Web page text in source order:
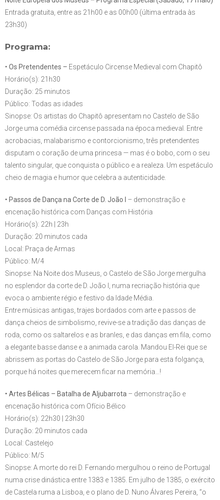
Entrada gratuita, entre as 21h00 e as 00h00 (última entrada às
23h30)
Programa:
• Os Pretendentes – Espetáculo Circense Medieval com Chapitô
Horário(s): 21h30
Duração: 25 minutos
Público: Todas as idades
Sinopse: Os artistas do Chapitô apresentam no Castelo de São
Jorge uma comédia circense passada na época medieval. Entre
acrobacias, malabarismo e contorcionismo, três pretendentes
disputam o coração de uma princesa — mas é o bobo, com o seu
talento singular, que conquista o público e a realeza. Um espetáculo
cheio de magia e humor que celebra a autenticidade.
• Passos de Dança na Corte de D. João I – demonstração e
encenação histórica com Danças com História
Horário(s): 22h | 23h
Duração: 20 minutos cada
Local: Praça de Armas
Público: M/4
Sinopse: Na Noite dos Museus, o Castelo de São Jorge mergulha
no esplendor da corte de D. João I, numa recriação história que
evoca o ambiente régio e festivo da Idade Média.
Entre músicas antigas, trajes bordados com arte e passos de
dança cheios de simbolismo, revive-se a tradição das danças de
roda, como os saltarelos e as branles, e das danças em fila, como
a elegante basse danse e a animada carola. Mandou El-Rei que se
abrissem as portas do Castelo de São Jorge para esta folgança,
porque há noites que merecem ficar na memória…!
• Artes Bélicas – Batalha de Aljubarrota – demonstração e
encenação histórica com Ofício Bélico
Horário(s): 22h30 | 23h30
Duração: 20 minutos cada
Local: Castelejo
Público: M/5
Sinopse: A morte do rei D. Fernando mergulhou o reino de Portugal
numa crise dinástica entre 1383 e 1385. Em julho de 1385, o exército
de Castela ruma a Lisboa, e o plano de D. Nuno Álvares Pereira, “o